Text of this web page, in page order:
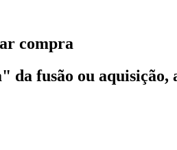
compra
fusão ou aquisição,